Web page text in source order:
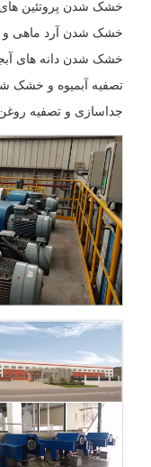
خشک شدن پروتئین های
خشک شدن آرد ماهی و
خشک شدن دانه های
تصفیه آبمیوه و خشک
جداسازی و تصفیه